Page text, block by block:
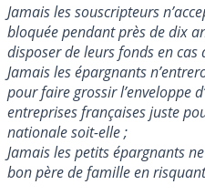
Jamais les souscripteurs
bloquée pendant près de dix
disposer de leurs fonds en cas
Jamais les épargnants
pour faire grossir l’enveloppe
entreprises françaises juste
nationale soit-elle ;
Jamais les petits épargnants
bon père de famille en